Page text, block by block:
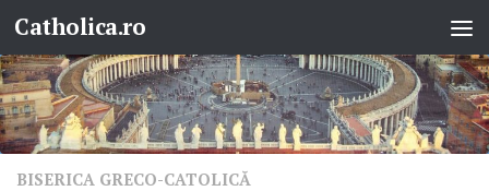
Skip to content
Catholica.ro
BISERICA GRECO-CATOLICĂ